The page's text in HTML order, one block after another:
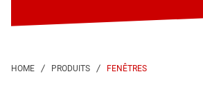
FENÊTRES